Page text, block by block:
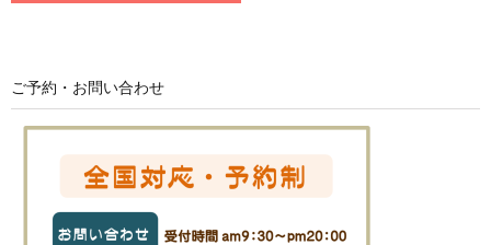
ご予約・お問い合わせ